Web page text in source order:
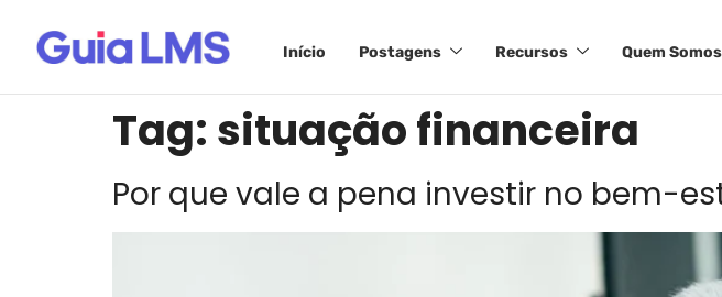
Início Postagens Recursos Quem Somos
Tag: situação financeira
Por que vale a pena investir no bem-